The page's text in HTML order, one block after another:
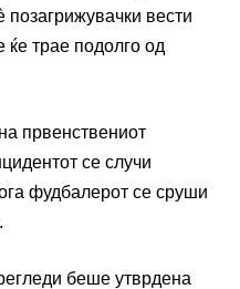
позагрижувачки вести
ќе трае подолго од
првенствениот
се случи
фудбалерот се сруши
беше утврдена